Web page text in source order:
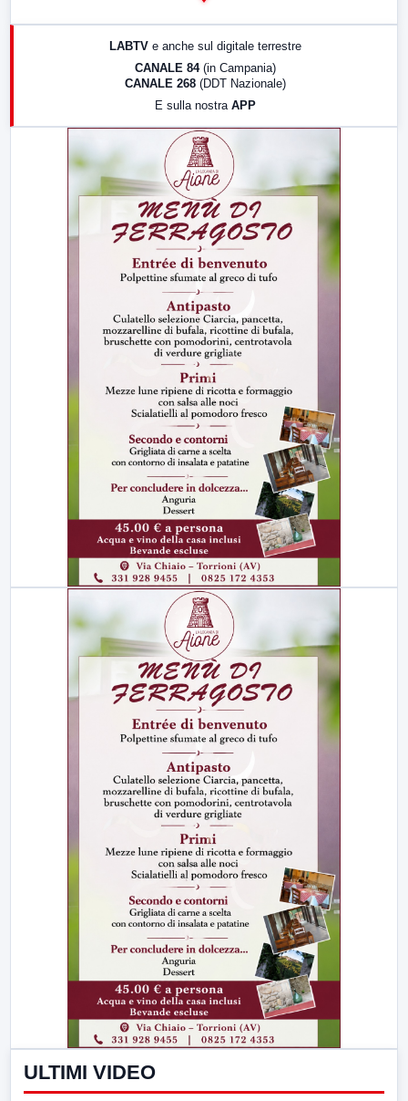
17:00 LabNews (replica)
LABTV e anche sul digitale terrestre
CANALE 84 (in Campania)
CANALE 268 (DDT Nazionale)
E sulla nostra APP
ULTIMI VIDEO